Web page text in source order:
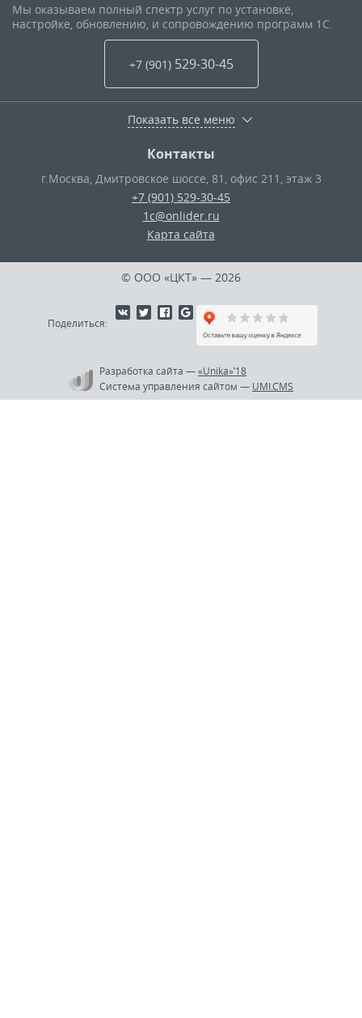
Мы оказываем полный спектр услуг по установке,
настройке, обновлению, и сопровождению программ 1С.
+7 (901) 529-30-45
Показать все меню
Контакты
г.Москва Дмитровское шоссе, 81, офис 211, этаж 3
+7 (901) 529-30-45
1c@onlider.ru
Карта сайта
© ООО «ЦКТ» — 2026
Поделиться:
Разработка сайта —«Unika»’18
Система управления сайтом — UMI.CMS